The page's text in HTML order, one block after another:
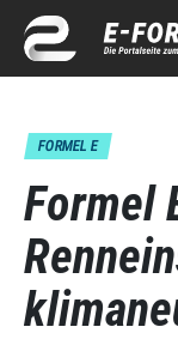
FORMEL E
Formel